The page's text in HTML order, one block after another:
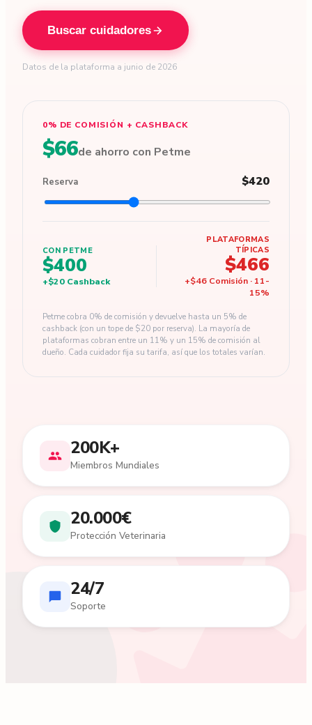
Buscar cuidadores
Datos de la plataforma a junio de 2026
0% DE COMISIÓN + CASHBACK
$66de ahorro con Petme
Reserva $420
CON PETME
$400
+$20 Cashback
PLATAFORMAS
TÍPICAS
$466
+$46 Comisión · 11-
15%
Petme cobra 0% de comisión y devuelve hasta un 5% de
cashback (con un tope de $20 por reserva). La mayoría de
plataformas cobran entre un 11% y un 15% de comisión al
dueño. Cada cuidador fija su tarifa, así que los totales varían.
200K+
Miembros Mundiales
20.000€
Protección Veterinaria
24/7
Soporte